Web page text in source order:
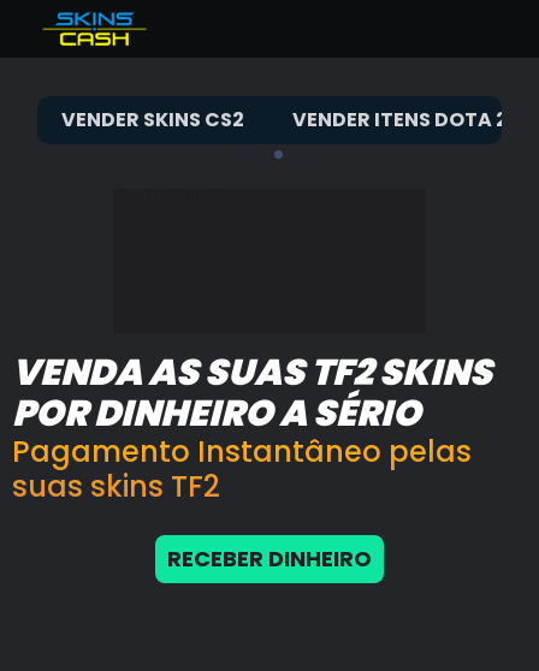
Vender Itens Dota 2
Instant available 0€
Earned instant
VENDER SKINS CS2 VENDER ITENS DOTA 2
VENDA AS SUAS TF2 SKINS
POR DINHEIRO A SÉRIO
Pagamento Instantâneo pelas
suas skins TF2
RECEBER DINHEIRO